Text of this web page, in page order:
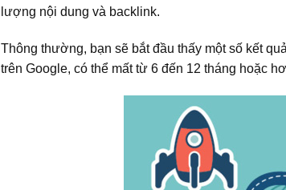
lượng nội dung và backlink.
Thông thường, bạn sẽ bắt đầu thấy một số kết
trên Google, có thể mất từ 6 đến 12 tháng hoặc